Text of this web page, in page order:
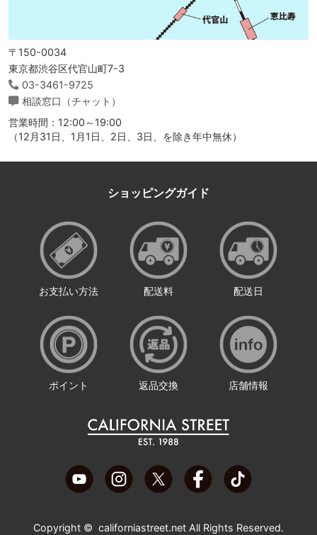
〒150-0034
東京都渋谷区代官山町7-3
03-3461-9725
相談窓口（チャット）
営業時間：12:00～19:00
（12月31日、1月1日、2日、3日、を除き年中無休）
ショッピングガイド
お支払い方法 配送料 配送日
ポイント 返品交換 店舗情報
Copyright © californiastreet.net All Rights Reserved.